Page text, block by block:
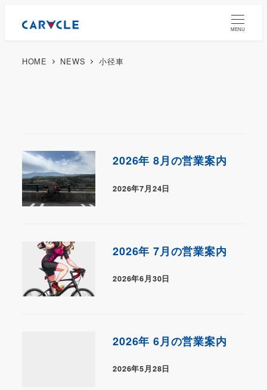
MENU
HOME NEWS 小径車
2026年 8月の営業案内
2026年7月24日
2026年 7月の営業案内
2026年6月30日
2026年 6月の営業案内
2026年5月28日